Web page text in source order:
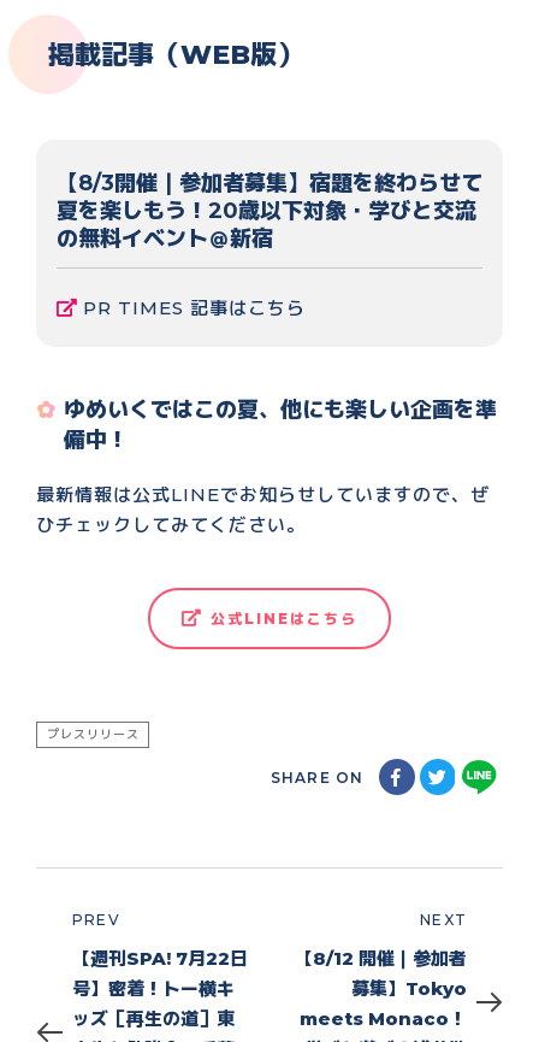
掲載記事（WEB版）
【8/3開催｜参加者募集】宿題を終わらせて
夏を楽しもう！20歳以下対象・学びと交流
の無料イベント＠新宿
PR TIMES 記事はこちら
ゆめいくではこの夏、他にも楽しい企画を準
備中！
最新情報は公式LINEでお知らせしていますので、ぜ
ひチェックしてみてください。
公式LINEはこちら
プレスリリース
SHARE ON
Prev
PREV
【週刊SPA! 7月22日
号】密着！トー横キ
ッズ［再生の道］東
NEXT
【8/12 開催｜参加者
募集】Tokyo
meets Monaco！